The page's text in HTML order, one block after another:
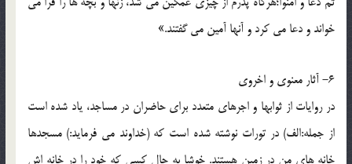
خواند و دعا می کرد و آنها آمین می گفتند.»
6- آثار معنوی و اخروی
در روایات از ثوابها و اجرهای متعدد برای حاضران در مساجد، یاد شده است
از جمله:الف) در تورات نوشته شده است که (خداوند می فرماید:) مسجدها